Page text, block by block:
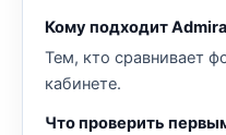
Кому подходит
Тем, кто сравнивает
кабинете.
Что проверить